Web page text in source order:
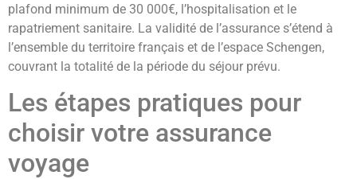
plafond minimum de 30 000€, l’hospitalisation et le
rapatriement sanitaire. La validité de l’assurance s’étend à
l’ensemble du territoire français et de l’espace Schengen,
couvrant la totalité de la période du séjour prévu.
Les étapes pratiques pour
choisir votre assurance
voyage